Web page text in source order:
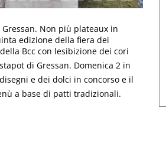
Non più plateaux in
edizione della fiera dei
Bcc con lesibizione dei cori
di Gressan. Domenica 2 in
e dei dolci in concorso e il
a base di patti tradizionali.